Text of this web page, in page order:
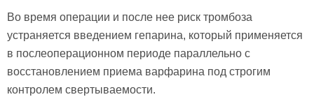
Во время операции и после нее риск тромбоза
устраняется введением гепарина, который применяется
в послеоперационном периоде параллельно с
восстановлением приема варфарина под строгим
контролем свертываемости.